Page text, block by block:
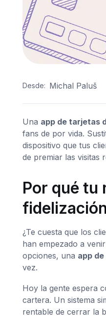
Desde: Michal Paluš
Una app de tarjetas
fans de por vida.
dispositivo que tus
de premiar las visitas
Por qué tu
¿Te cuesta que los
han empezado a
opciones, una app
vez.
Hoy la gente espera
cartera. Un sistema
rentable de cerrar la